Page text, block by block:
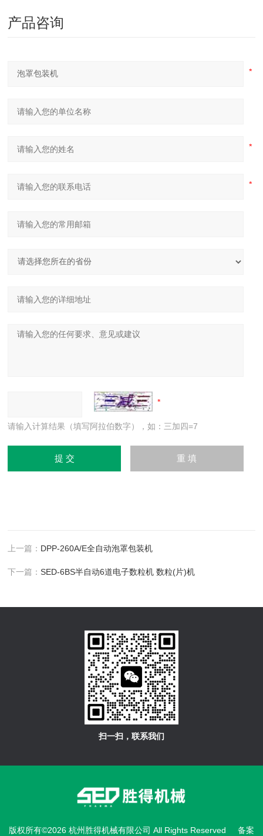
产品咨询
请输入计算结果（填写阿拉伯数字），如：三加四=7
上一篇： DPP-260A/E全自动泡罩包装机
下一篇：SED-6BS半自动6道电子数粒机 数粒(片)机
扫一扫，联系我们
版权所有©2026 杭州胜得机械有限公司 All Rights Reserved 备案